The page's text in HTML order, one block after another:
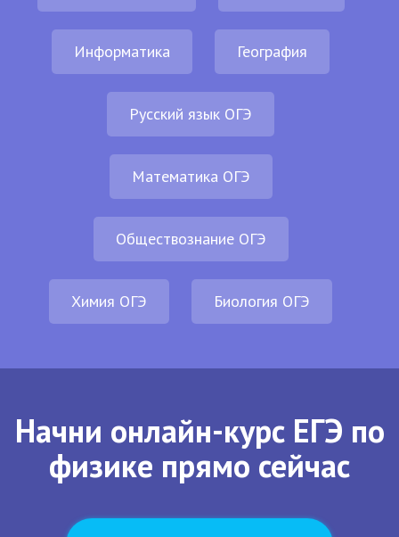
Информатика География
Русский язык ОГЭ
Математика ОГЭ
Обществознание ОГЭ
Химия ОГЭ Биология ОГЭ
Начни онлайн-курс ЕГЭ по
физике прямо сейчас